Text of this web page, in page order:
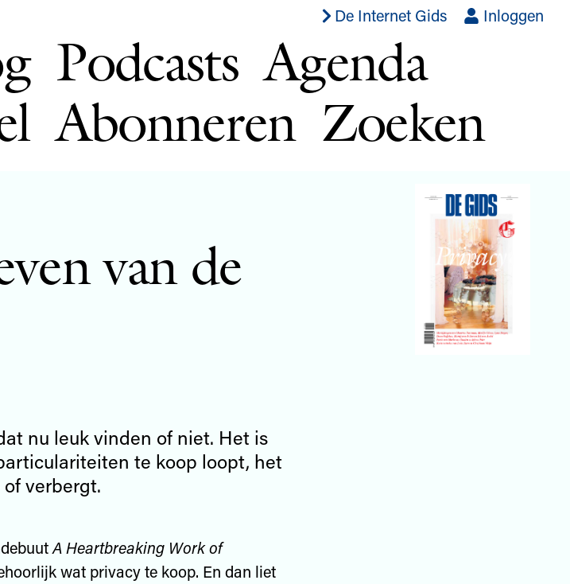
De Internet Gids Inloggen
Podcasts Agenda
Abonneren Zoeken
van de
nu leuk vinden of niet. Het is
te koop loopt, het
verbergt.
A Heartbreaking Work of
wat privacy te koop. En dan liet